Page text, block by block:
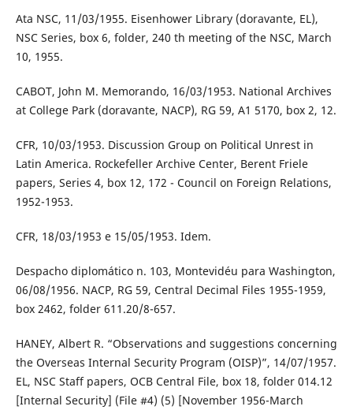
Ata NSC, 11/03/1955. Eisenhower Library (doravante, EL),
NSC Series, box 6, folder, 240 th meeting of the NSC, March
10, 1955.
CABOT, John M. Memorando, 16/03/1953. National Archives
at College Park (doravante, NACP), RG 59, A1 5170, box 2, 12.
CFR, 10/03/1953. Discussion Group on Political Unrest in
Latin America. Rockefeller Archive Center, Berent Friele
papers, Series 4, box 12, 172 - Council on Foreign Relations,
1952-1953.
CFR, 18/03/1953 e 15/05/1953. Idem.
Despacho diplomático n. 103, Montevidéu para Washington,
06/08/1956. NACP, RG 59, Central Decimal Files 1955-1959,
box 2462, folder 611.20/8-657.
HANEY, Albert R. “Observations and suggestions concerning
the Overseas Internal Security Program (OISP)”, 14/07/1957.
EL, NSC Staff papers, OCB Central File, box 18, folder 014.12
[Internal Security] (File #4) (5) [November 1956-March